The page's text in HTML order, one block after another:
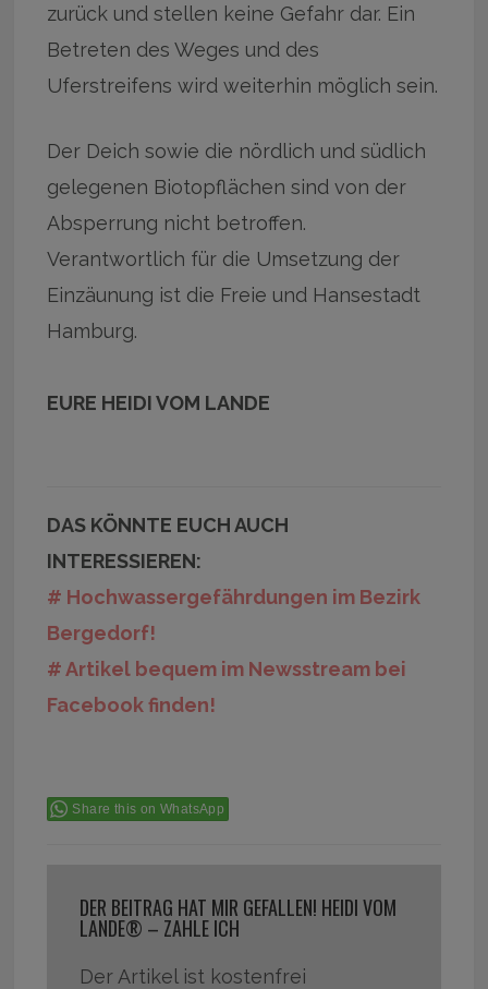
zurück und stellen keine Gefahr dar. Ein
Betreten des Weges und des
Uferstreifens wird weiterhin möglich sein.
Der Deich sowie die nördlich und südlich
gelegenen Biotopflächen sind von der
Absperrung nicht betroffen.
Verantwortlich für die Umsetzung der
Einzäunung ist die Freie und Hansestadt
Hamburg.
EURE HEIDI VOM LANDE
DAS KÖNNTE EUCH AUCH
INTERESSIEREN:
# Hochwassergefährdungen im Bezirk
Bergedorf!
# Artikel bequem im Newsstream bei
Facebook finden!
Share this on WhatsApp
DER BEITRAG HAT MIR GEFALLEN! HEIDI VOM
LANDE® – ZAHLE ICH
Der Artikel ist kostenfrei